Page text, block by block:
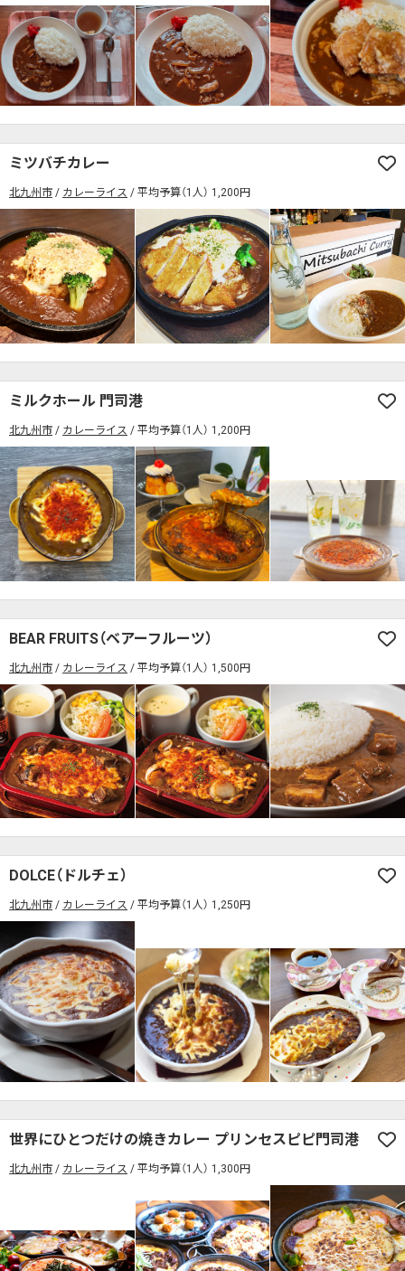
検索する
カード決済可 電子マネー決済可
#本日のカレー見た！で特典あり
検索する
ミツバチカレー
北九州市 カレーライス 平均予算（1人） 1,200円
ミルクホール 門司港
北九州市 カレーライス 平均予算（1人） 1,200円
BEAR FRUITS（ベアーフルーツ）
北九州市 カレーライス 平均予算（1人） 1,500円
DOLCE（ドルチェ）
北九州市 カレーライス 平均予算（1人） 1,250円
世界にひとつだけの焼きカレー プリンセスピピ門司港
北九州市 カレーライス 平均予算（1人） 1,300円